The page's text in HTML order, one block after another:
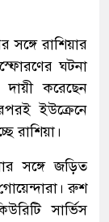
সঙ্গে রাশিয়ার
ঘটনা
করেছেন
ইউক্রেনে
রাশিয়া।
সঙ্গে জড়িত
রুশ
সার্ভিস